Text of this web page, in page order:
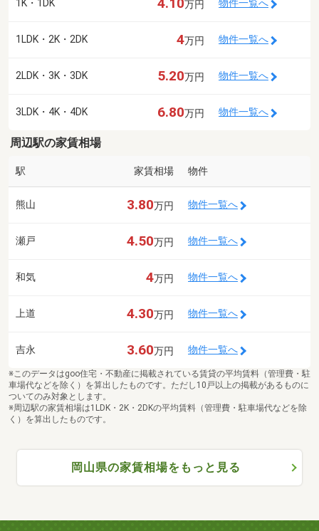
1K・1DK 万円 物件一覧へ
1LDK・2K・2DK 4万円 物件一覧へ
2LDK・3K・3DK 5.20万円 物件一覧へ
3LDK・4K・4DK 6.80万円 物件一覧へ
周辺駅の家賃相場
駅 家賃相場 物件
熊山 3.80万円 物件一覧へ
瀬戸 4.50万円 物件一覧へ
和気 4万円 物件一覧へ
上道 4.30万円 物件一覧へ
吉永 3.60万円 物件一覧へ
※このデータはgoo住宅・不動産に掲載されている賃貸の平均賃料（管理費・駐
車場代などを除く）を算出したものです。ただし10戸以上の掲載があるものに
ついてのみ対象とします。
※周辺駅の家賃相場は1LDK・2K・2DKの平均賃料（管理費・駐車場代などを除
く）を算出したものです。
岡山県の家賃相場をもっと見る